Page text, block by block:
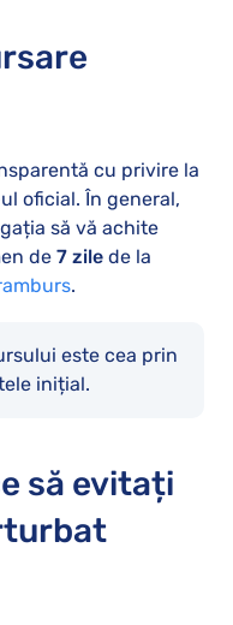
cu privire la
oficial. În general,
să vă achite
de 7 zile de la
.
este cea prin
inițial.
să evitați